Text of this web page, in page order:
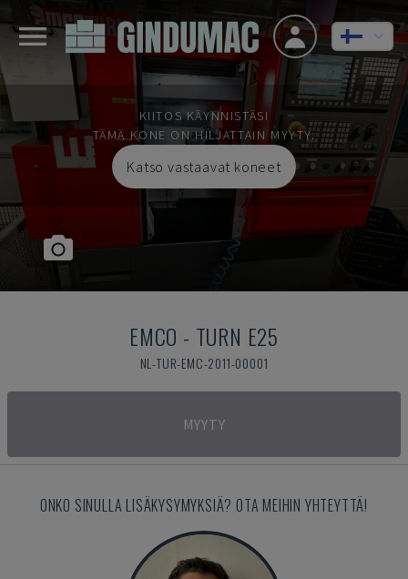
KIITOS KÄYNNISTÄSI
TÄMÄ KONE ON HILJATTAIN MYYTY.
Katso vastaavat koneet
EMCO - TURN E25
NL-TUR-EMC-2011-00001
MYYTY
ONKO SINULLA LISÄKYSYMYKSIÄ? OTA MEIHIN YHTEYTTÄ!